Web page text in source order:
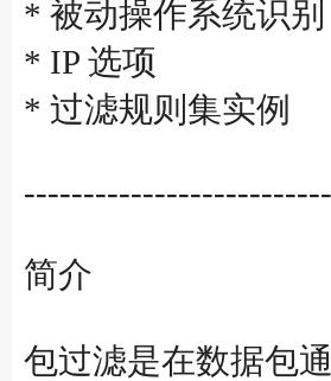
* 被动操作系统识别
* IP 选项
* 过滤规则集实例
简介
包过滤是在数据包